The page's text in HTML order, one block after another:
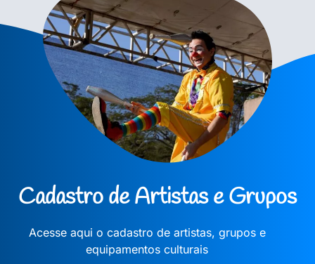
Cadastro de Artistas e Grupos
Acesse aqui o cadastro de artistas, grupos e
equipamentos culturais